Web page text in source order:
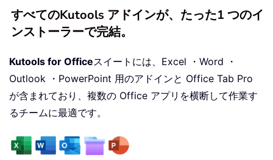
すべてのKutools アドインが、たった1 つのイ
ンストーラーで完結。
Kutools for Officeスイートには、Excel ・Word ・
Outlook ・PowerPoint 用のアドインと Office Tab Pro
が含まれており、複数の Office アプリを横断して作業す
るチームに最適です。